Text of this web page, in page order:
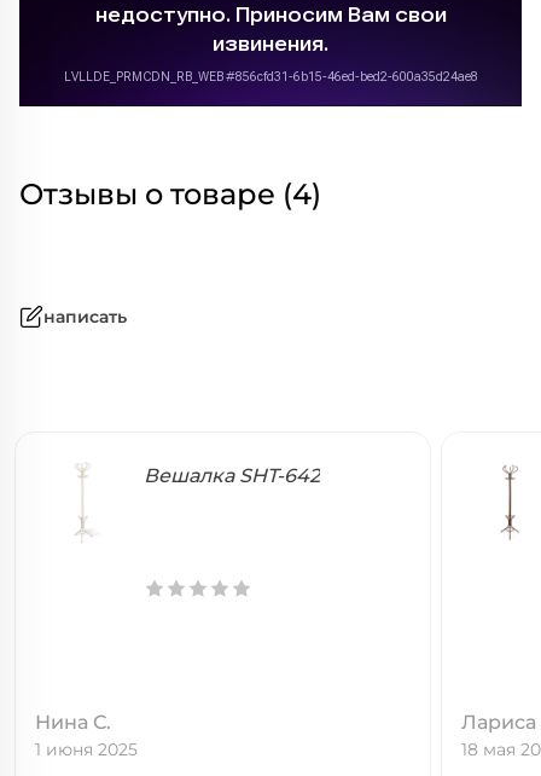
Отзывы о товаре (4)
написать
Вешалка SHT-642
Нина С.
1 июня 2025 18 мая